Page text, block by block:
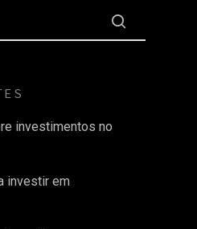
investimentos no
investir em